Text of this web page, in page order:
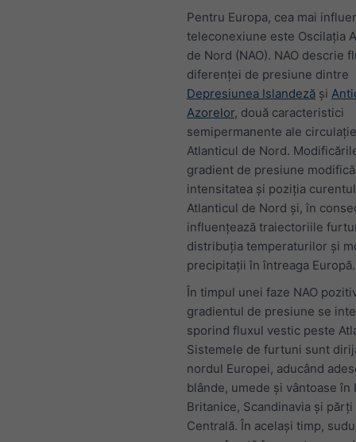
Pentru Europa, cea mai
teleconexiune este Oscilația
de Nord (NAO). NAO descrie
diferenței de presiune dintre
Depresiunea Islandeză și
Azorelor, două caracteristici
semipermanente ale
Atlanticul de Nord.
gradient de presiune modifică
intensitatea și poziția
Atlanticul de Nord și, în
influențează traiectoriile
distribuția temperaturilor și
precipitații în întreaga Europă.
În timpul unei faze NAO
gradientul de presiune se
sporind fluxul vestic peste
Sistemele de furtuni sunt
nordul Europei, aducând
blânde, umede și vântoase în
Britanice, Scandinavia și
Centrală. În același timp,